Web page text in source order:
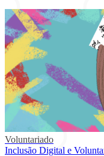
Voluntariado
Inclusão Digital e